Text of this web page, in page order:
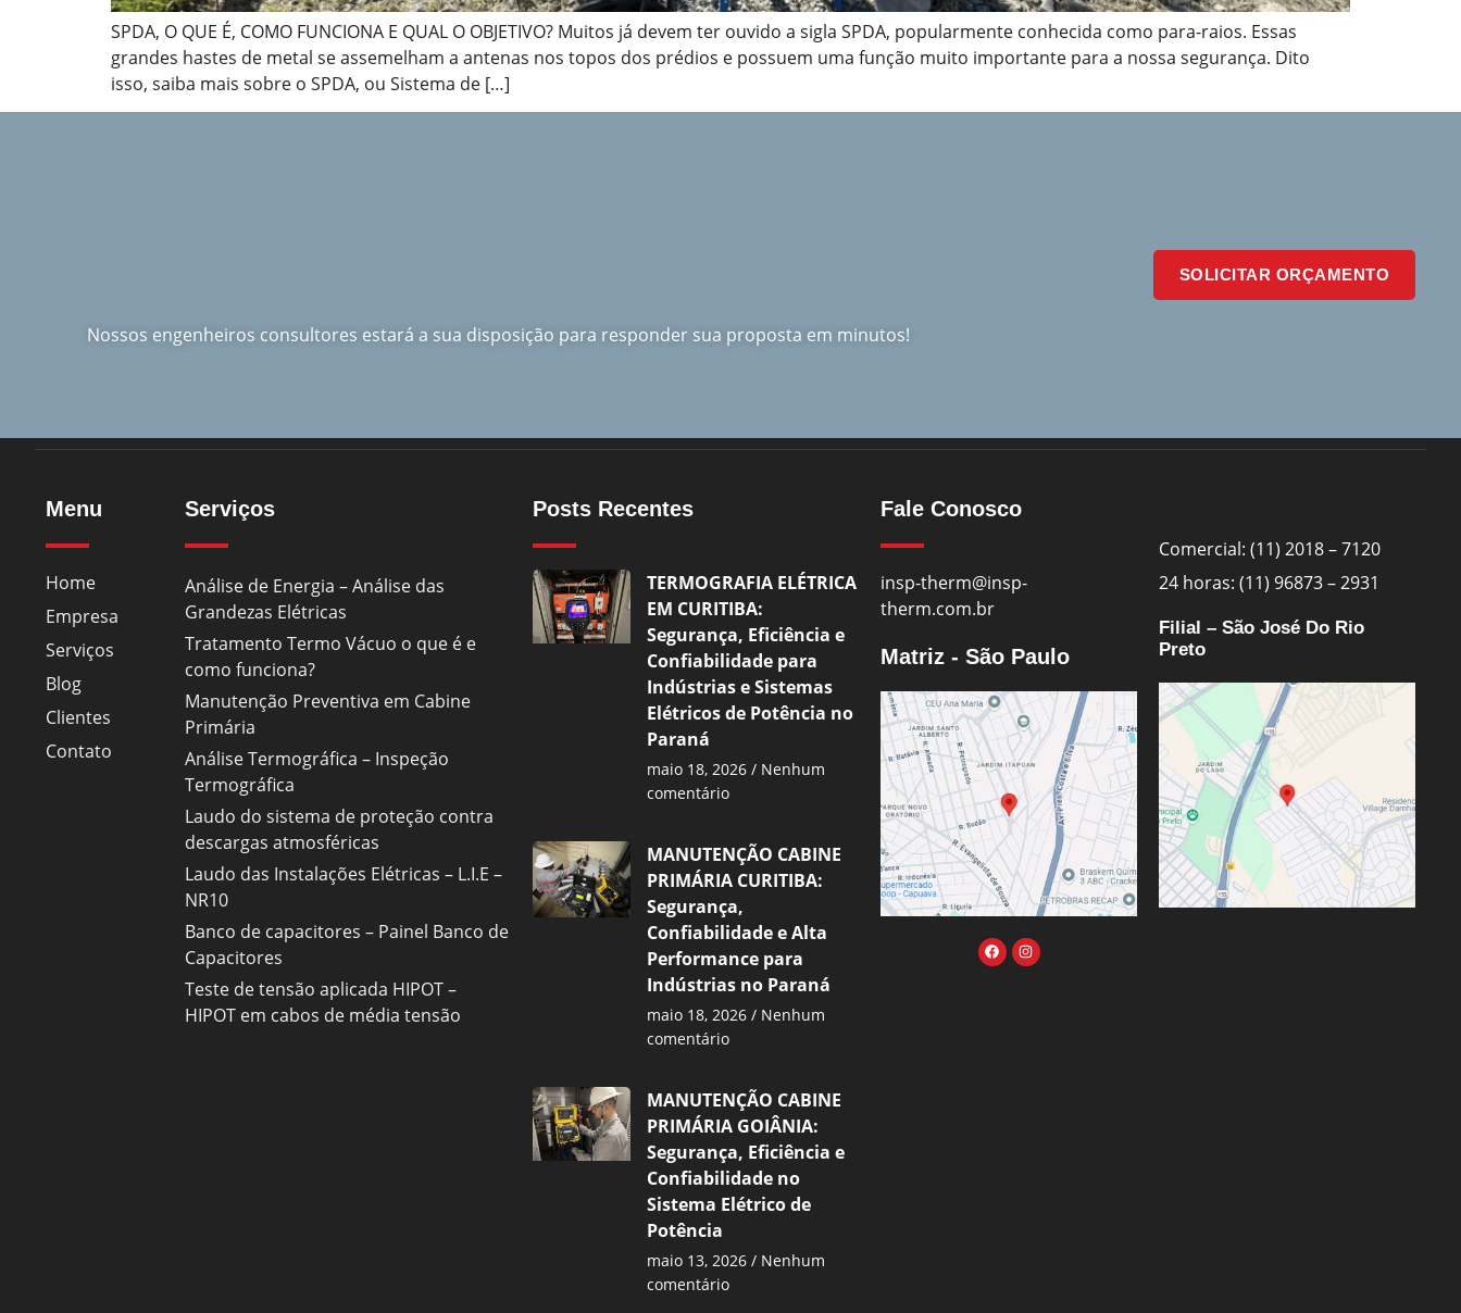
SPDA, O QUE É, COMO FUNCIONA E QUAL O OBJETIVO? Muitos já devem ter ouvido a sigla SPDA, popularmente conhecida como para-raios. Essas
grandes hastes de metal se assemelham a antenas nos topos dos prédios e possuem uma função muito importante para a nossa segurança. Dito
isso, saiba mais sobre o SPDA, ou Sistema de […]
Nossos engenheiros consultores estará a sua disposição para responder sua proposta em minutos!
SOLICITAR ORÇAMENTO
Menu
Home
Empresa
Serviços
Blog
Clientes
Contato
Serviços
Análise de Energia – Análise das
Grandezas Elétricas
Tratamento Termo Vácuo o que é e
como funciona?
Manutenção Preventiva em Cabine
Primária
Análise Termográfica – Inspeção
Termográfica
Laudo do sistema de proteção contra
descargas atmosféricas
Laudo das Instalações Elétricas – L.I.E –
NR10
Banco de capacitores – Painel Banco de
Capacitores
Teste de tensão aplicada HIPOT –
HIPOT em cabos de média tensão
Posts Recentes
TERMOGRAFIA ELÉTRICA
EM CURITIBA:
Segurança, Eficiência e
Confiabilidade para
Indústrias e Sistemas
Elétricos de Potência no
Paraná
maio 18, 2026
Nenhum
comentário
MANUTENÇÃO CABINE
PRIMÁRIA CURITIBA:
Segurança,
Confiabilidade e Alta
Performance para
Indústrias no Paraná
maio 18, 2026
Nenhum
comentário
MANUTENÇÃO CABINE
PRIMÁRIA GOIÂNIA:
Segurança, Eficiência e
Confiabilidade no
Sistema Elétrico de
Potência
maio 13, 2026
Nenhum
comentário
Fale Conosco
insp-therm@insp-
therm.com.br
Matriz - São Paulo
Comercial: (11) 2018 – 7120
24 horas: (11) 96873 – 2931
Filial – São José Do Rio
Preto